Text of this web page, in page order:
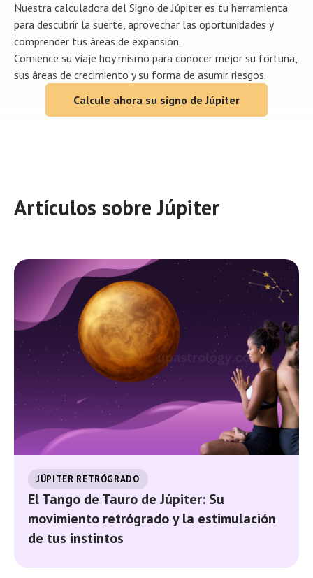
Nuestra calculadora del Signo de Júpiter es tu herramienta
para descubrir la suerte, aprovechar las oportunidades y
comprender tus áreas de expansión.
Comience su viaje hoy mismo para conocer mejor su fortuna,
sus áreas de crecimiento y su forma de asumir riesgos.
Calcule ahora su signo de Júpiter
Artículos sobre Júpiter
JÚPITER RETRÓGRADO
El Tango de Tauro de Júpiter: Su
movimiento retrógrado y la estimulación
de tus instintos